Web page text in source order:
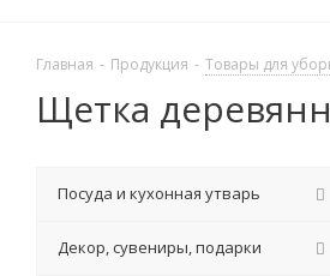
Главная - Продукция - Товары для
Щетка
Посуда и кухонная утварь
Декор, сувениры, подарки